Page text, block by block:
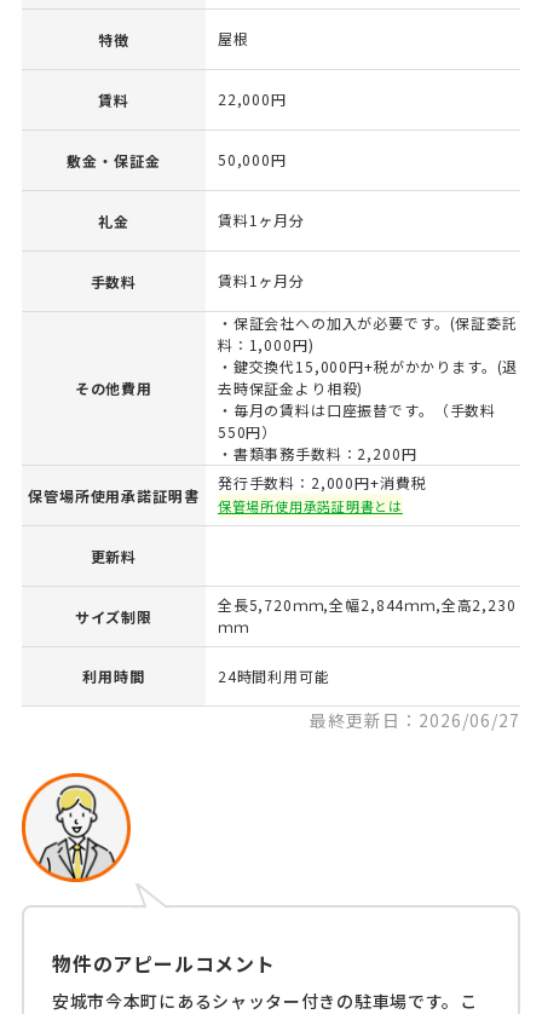
特徴 屋根
賃料 22,000円
敷金・保証金 50,000円
礼金 賃料1ヶ月分
手数料 賃料1ヶ月分
その他費用
・保証会社への加入が必要です。(保証委託
料：1,000円)
・鍵交換代15,000円+税がかかります。(退
去時保証金より相殺)
・毎月の賃料は口座振替です。（手数料
550円）
・書類事務手数料：2,200円
保管場所使用承諾証明書
発行手数料：2,000円+消費税
保管場所使用承諾証明書とは
更新料
サイズ制限
全長5,720ｍｍ,全幅2,844ｍｍ,全高2,230
ｍｍ
利用時間 24時間利用可能
最終更新日：2026/06/27
物件のアピールコメント
安城市今本町にあるシャッター付きの駐車場です。こ